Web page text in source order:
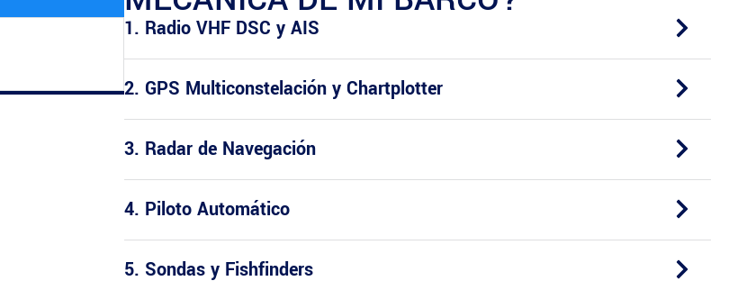
1. Radio VHF DSC y AIS
2. GPS Multiconstelación y Chartplotter
3. Radar de Navegación
4. Piloto Automático
5. Sondas y Fishfinders